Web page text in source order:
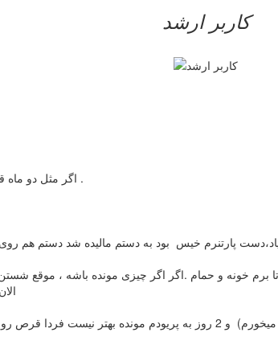
کاربر ارشد
اگر مثل دو ماه قبل پریود بشم 20 ام یا عصر 19 ام باید بشم ،امروز 17 بهمن هست .
خونه و حمام .اگر اگر چیزی مونده باشه ، موقع شستن